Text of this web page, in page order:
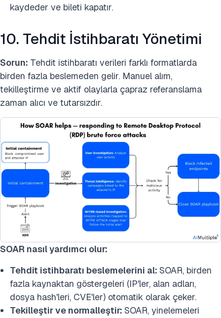
kaydeder ve bileti kapatır.
10. Tehdit İstihbaratı Yönetimi
Sorun: Tehdit istihbaratı verileri farklı formatlarda
birden fazla beslemeden gelir. Manuel alım,
tekilleştirme ve aktif olaylarla çapraz referanslama
zaman alıcı ve tutarsızdır.
SOAR nasıl yardımcı olur:
Tehdit istihbaratı beslemelerini al: SOAR, birden
fazla kaynaktan göstergeleri (IP'ler, alan adları,
dosya hash'leri, CVE'ler) otomatik olarak çeker.
Tekilleştir ve normalleştir: SOAR, yinelemeleri